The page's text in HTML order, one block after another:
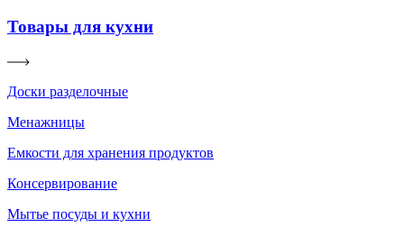
Товары для кухни
Доски разделочные
Менажницы
Емкости для хранения продуктов
Консервирование
Мытье посуды и кухни